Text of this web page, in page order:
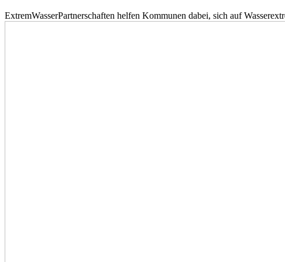
ExtremWasserPartnerschaften helfen Kommunen dabei, sich auf